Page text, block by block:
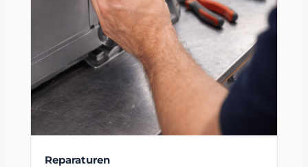
Reparaturen